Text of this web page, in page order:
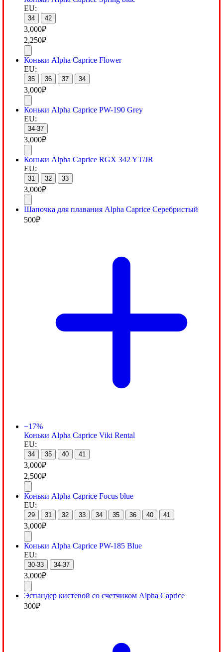
EU:
34 42
3,000₽
2,250₽
Коньки Alpha Caprice Flower
EU:
35 36 37 34
3,000₽
Коньки Alpha Caprice PW-190 Grey
EU:
34-37
3,000₽
Коньки Alpha Caprice RGX 342 YT/JR
EU:
31 32 33
3,000₽
Шапочка для плавания Alpha Caprice Серебристый
500₽
−17%
Коньки Alpha Caprice Viki Rental
EU:
34 35 40 41
3,000₽
2,500₽
Коньки Alpha Caprice Focus blue
EU:
29 31 32 33 34 35 36 40 41
3,000₽
Коньки Alpha Caprice PW-185 Blue
EU:
30-33 34-37
3,000₽
Эспандер кистевой со счетчиком Alpha Caprice
300₽